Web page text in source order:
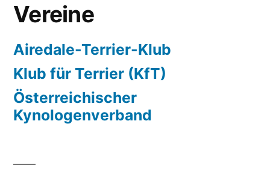
Vereine
Airedale-Terrier-Klub
Klub für Terrier (KfT)
Österreichischer
Kynologenverband